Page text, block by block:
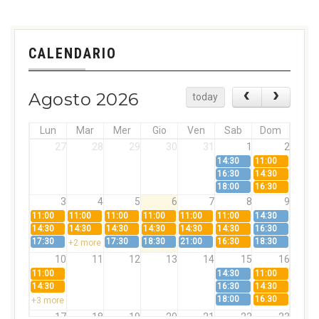
CALENDARIO
Agosto 2026 today
Lun Mar Mer Gio Ven Sab
Dom
27
28 29 30 31 1 2
14:30
11:00
16:30
14:30
18:00
16:30
3 4 5 6 7 8 9
11:00 11:00 11:00 11:00 11:00 11:00
14:30
14:30
14:30 14:30 14:30 14:30 14:30
16:30
17:30
+2 more 17:30 18:30 21:00 16:30 18:30
10 11 12 13 14 15 16
11:00 14:30
11:00
14:30
16:30
14:30
+3 more
18:00 16:30
17 18 19 20 21 22 23